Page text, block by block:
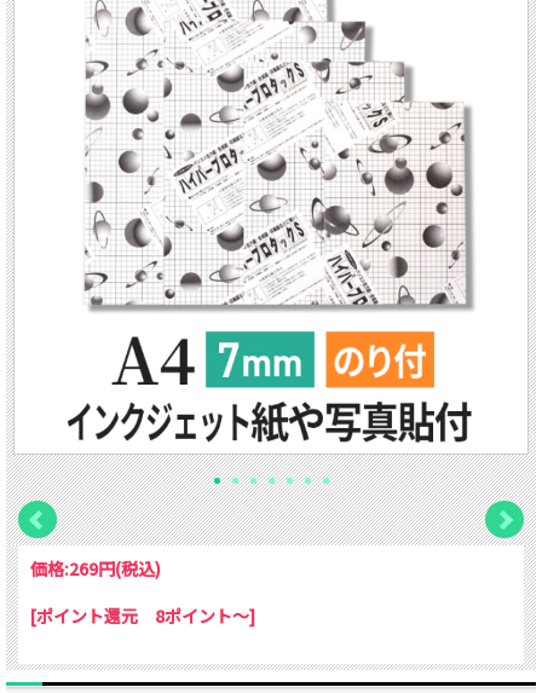
価格:269円(税込)
[ポイント還元 8ポイント～]